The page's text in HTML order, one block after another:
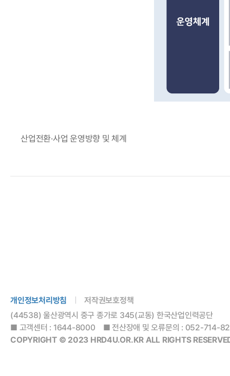
산업전환·사업 운영방향 및 체계
개인정보처리방침
저작권보호정책
(44538) 울산광역시 중구 종가로 345(교동) 한국산업인력공단
■ 고객센터 : 1644-8000 ■ 전산장애 및 오류문의 : 052-714-
COPYRIGHT © 2023 HRD4U.OR.KR ALL RIGHTS